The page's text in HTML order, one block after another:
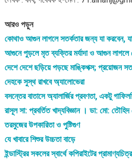
আরও পড়ুন
কোথাও আগুন লাগলে সতর্কতার জন্য যা করবেন,
আগুনে পুড়লে মৃত ব্যক্তির মর্যাদা ও আগুন লাগলে
দেশে দেশে ছড়িয়ে পড়ছে মাঙ্কিপক্স; প্রয়োজন
দেহকে সুস্থ রাখবে অ্যালোভেরা
বসন্তের বাতাসে অ্যালার্জির প্রবণতা, একটু
রাসূল সা: প্রবর্তিত খাদ্যবিজ্ঞান । ডা: মো:
তরমুজের উপকারিতা ও পুষ্টিগুণ
যে খাবারে শিশুর উচ্চতা বাড়ে
ইন্ডাস্ট্রির সকলের স্বার্থে কপিরাইটের